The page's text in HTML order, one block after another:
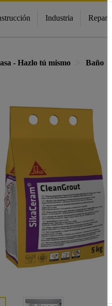
Industria Repara
- Hazlo tú mismo Baño